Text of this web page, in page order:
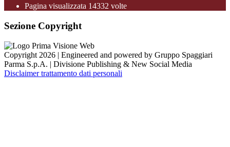
Pagina visualizzata 14332 volte
Sezione Copyright
Copyright 2026 | Engineered and powered by Gruppo Spaggiari
Parma S.p.A. | Divisione Publishing & New Social Media
Disclaimer trattamento dati personali